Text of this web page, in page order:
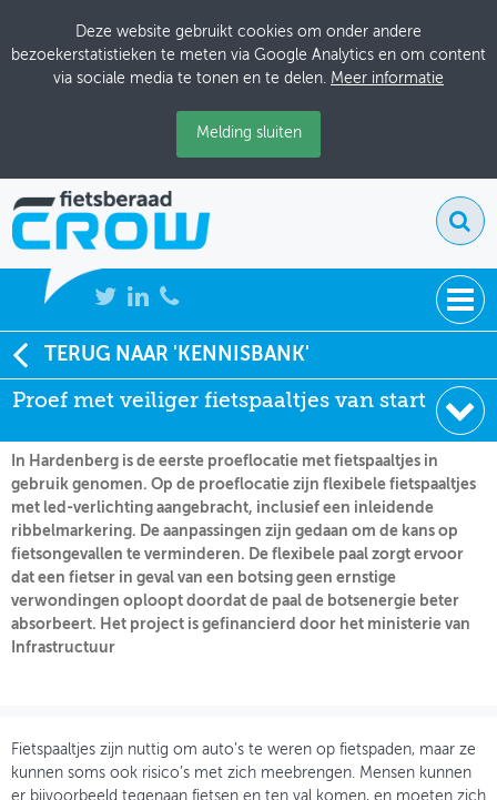
Deze website gebruikt cookies om onder andere
bezoekerstatistieken te meten via Google Analytics en om content
via sociale media te tonen en te delen. Meer informatie
Melding sluiten
NIEUWS
BIJEENKOMSTEN
KENNISBANK
ADRESSENBOEK
OVER FIETSBERAAD
THEMASITES
MIJN PROFIEL
TERUG NAAR 'KENNISBANK'
Proef met veiliger fietspaaltjes van start
Soort:
Nieuws Fietsberaad
Datum:
05-07-2013
In Hardenberg is de eerste proeflocatie met fietspaaltjes in
gebruik genomen. Op de proeflocatie zijn flexibele fietspaaltjes
met led-verlichting aangebracht, inclusief een inleidende
ribbelmarkering. De aanpassingen zijn gedaan om de kans op
fietsongevallen te verminderen. De flexibele paal zorgt ervoor
dat een fietser in geval van een botsing geen ernstige
verwondingen oploopt doordat de paal de botsenergie beter
absorbeert. Het project is gefinancierd door het ministerie van
Infrastructuur
Fietspaaltjes zijn nuttig om auto’s te weren op fietspaden, maar ze
kunnen soms ook risico’s met zich meebrengen. Mensen kunnen
er bijvoorbeeld tegenaan fietsen en ten val komen, en moeten zich